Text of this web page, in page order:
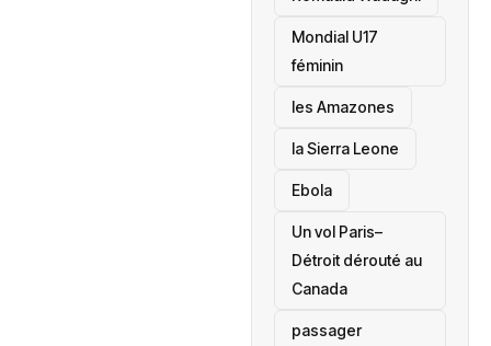
Mondial U17
féminin
les Amazones
la Sierra Leone
‎Ebola
Un vol Paris–
Détroit dérouté au
Canada
passager